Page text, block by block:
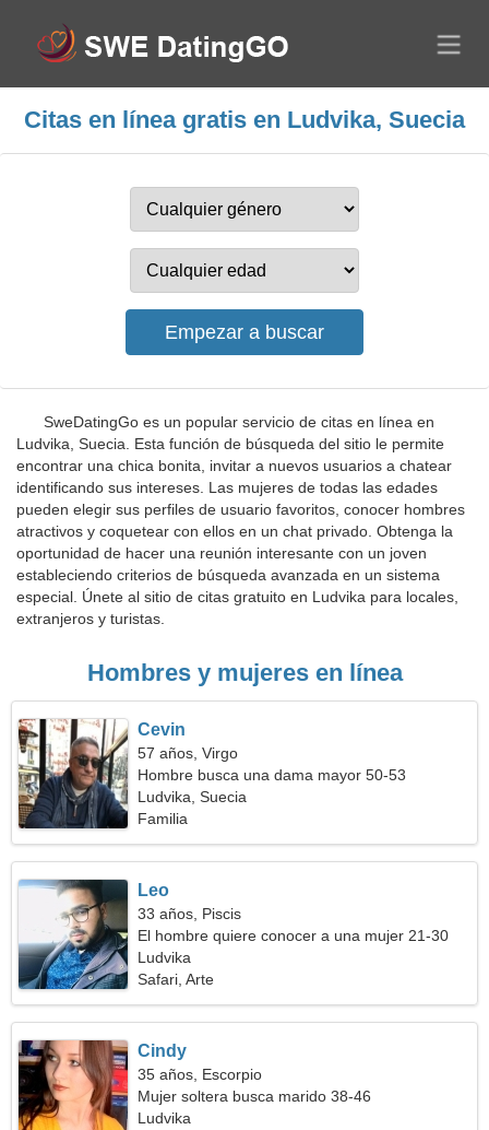
Citas en línea gratis en Ludvika, Suecia
SweDatingGo es un popular servicio de citas en línea en
Ludvika, Suecia. Esta función de búsqueda del sitio le permite
encontrar una chica bonita, invitar a nuevos usuarios a chatear
identificando sus intereses. Las mujeres de todas las edades
pueden elegir sus perfiles de usuario favoritos, conocer hombres
atractivos y coquetear con ellos en un chat privado. Obtenga la
oportunidad de hacer una reunión interesante con un joven
estableciendo criterios de búsqueda avanzada en un sistema
especial. Únete al sitio de citas gratuito en Ludvika para locales,
extranjeros y turistas.
Hombres y mujeres en línea
Cevin
57 años, Virgo
Hombre busca una dama mayor 50-53
Ludvika, Suecia
Familia
Leo
33 años, Piscis
El hombre quiere conocer a una mujer 21-30
Ludvika
Safari, Arte
Cindy
35 años, Escorpio
Mujer soltera busca marido 38-46
Ludvika